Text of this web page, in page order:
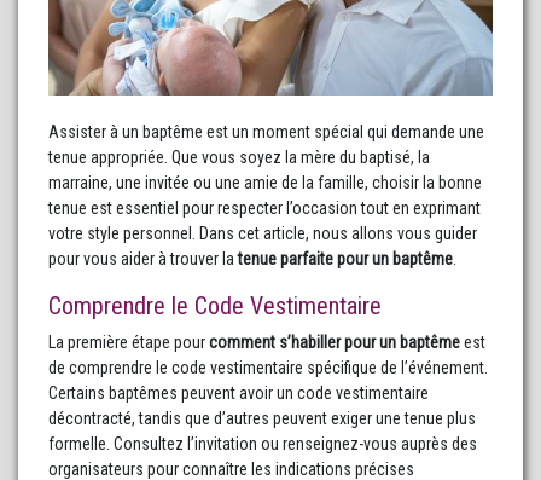
Assister à un baptême est un moment spécial qui demande une
tenue appropriée. Que vous soyez la mère du baptisé, la
marraine, une invitée ou une amie de la famille, choisir la bonne
tenue est essentiel pour respecter l’occasion tout en exprimant
votre style personnel. Dans cet article, nous allons vous guider
pour vous aider à trouver latenue parfaite pour un baptême
Comprendre le Code Vestimentaire
La première étape pourcomment s’habiller pour un baptêmeest
de comprendre le code vestimentaire spécifique de l’événement.
Certains baptêmes peuvent avoir un code vestimentaire
décontracté, tandis que d’autres peuvent exiger une tenue plus
formelle. Consultez l’invitation ou renseignez-vous auprès des
organisateurs pour connaître les indications précises